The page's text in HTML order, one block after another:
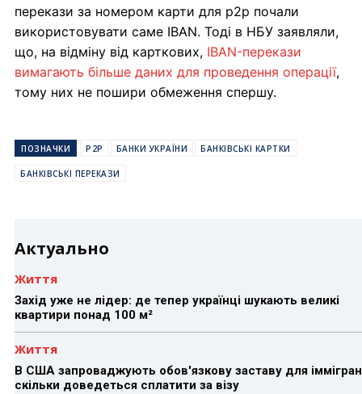
перекази за номером карти для p2p почали
використовувати саме IBAN. Тоді в НБУ заявляли,
що, на відміну від карткових, IBAN-перекази
вимагають більше даних для проведення операції,
тому них не пошири обмеження спершу.
ПОЗНАЧКИ P2P БАНКИ УКРАЇНИ БАНКІВСЬКІ КАРТКИ
БАНКІВСЬКІ ПЕРЕКАЗИ
Актуально
Життя
Захід уже не лідер: де тепер українці шукають великі
квартири понад 100 м²
Життя
В США запроваджують обов'язкову заставу для
скільки доведеться сплатити за візу